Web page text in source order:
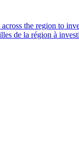
the region to
de la région à